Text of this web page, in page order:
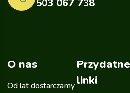
503 067 738
O nas
Od lat dostarczamy
Przydatne
linki